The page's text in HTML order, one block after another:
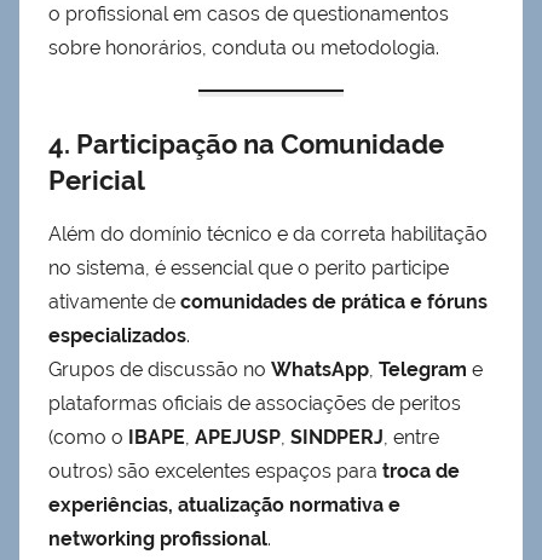
o profissional em casos de questionamentos
sobre honorários, conduta ou metodologia.
4. Participação na Comunidade
Pericial
Além do domínio técnico e da correta habilitação
no sistema, é essencial que o perito participe
ativamente de comunidades de prática e fóruns
especializados.
Grupos de discussão no WhatsApp, Telegram e
plataformas oficiais de associações de peritos
(como o
IBAPE, APEJUSP, SINDPERJ, entre
outros) são excelentes espaços para troca de
experiências, atualização normativa e
networking profissional.